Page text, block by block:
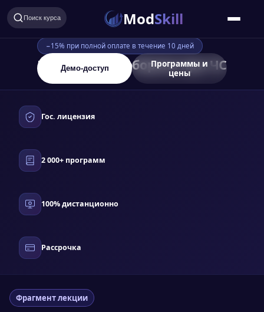
ModSkill
Поиск курса
−15% при полной оплате в течение 10 дней
Гражданская оборона при ЧС
Демо-доступ
Программы и
цены
Гос. лицензия
2 000+ программ
100% дистанционно
Рассрочка
Фрагмент лекции